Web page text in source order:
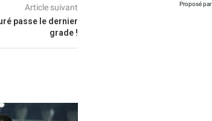
Article suivant
passe le dernier
grade !
Proposé par